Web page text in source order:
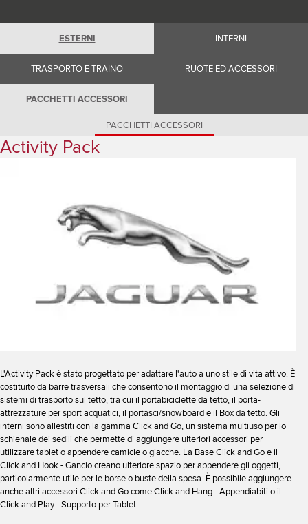
Switzerland (German)
Switzerland (French)
United Kingdom (English)
USA (English)
ESTERNI INTERNI
TRASPORTO E TRAINO RUOTE ED ACCESSORI
PACCHETTI ACCESSORI
PACCHETTI ACCESSORI
Activity Pack
L'Activity Pack è stato progettato per adattare l'auto a uno stile di vita attivo. È
costituito da barre trasversali che consentono il montaggio di una selezione di
sistemi di trasporto sul tetto, tra cui il portabiciclette da tetto, il porta-
attrezzature per sport acquatici, il portasci/snowboard e il Box da tetto. Gli
interni sono allestiti con la gamma Click and Go, un sistema multiuso per lo
schienale dei sedili che permette di aggiungere ulteriori accessori per
utilizzare tablet o appendere camicie o giacche. La Base Click and Go e il
Click and Hook - Gancio creano ulteriore spazio per appendere gli oggetti,
particolarmente utile per le borse o buste della spesa. È possibile aggiungere
anche altri accessori Click and Go come Click and Hang - Appendiabiti o il
Click and Play - Supporto per Tablet.